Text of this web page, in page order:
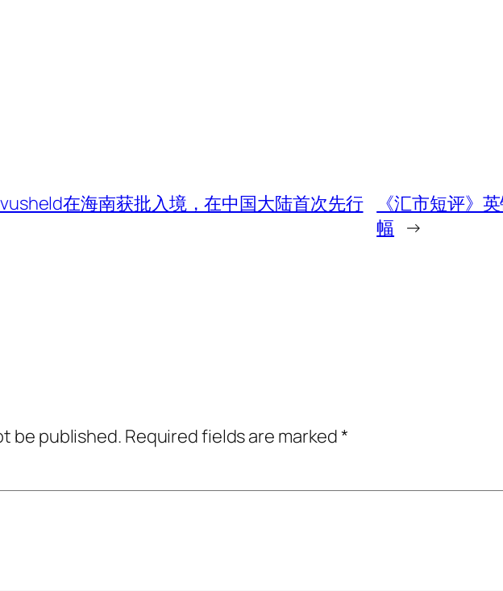
在海南获批入境，在中国大陆首次先行
《汇市短评》
幅 →
be published. Required fields are marked*